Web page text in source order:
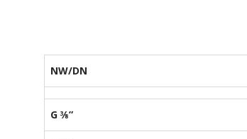
NW/DN
G ⅜”